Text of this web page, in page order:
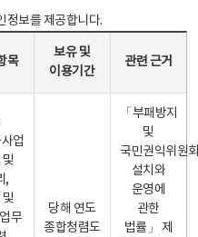
정보를 제공합니다.
목
보유 및
이용기간
관련 근거
업
및
,
및
무
당해 연도
종합청렴도
「부패방지
및
국민권익위원
설치와
운영에
관한
법률」 제